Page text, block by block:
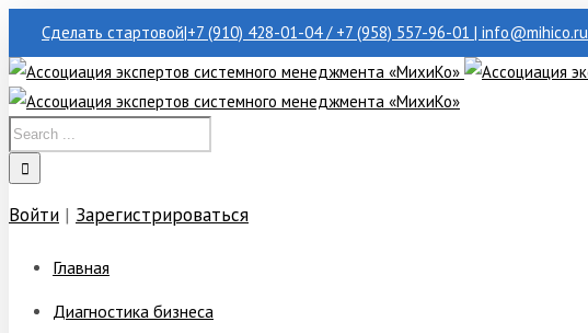
Сделать стартовой|+7 (910) 428-01-04 / +7 (958) 557-96-01 | info@mihico.ru
Войти | Зарегистрироваться
Главная
Диагностика бизнеса